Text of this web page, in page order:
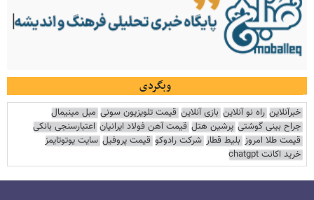
وبگردی
خبرآنلاین راه نو آنلاین بازی آنلاین قیمت تلویزیون سونی مبل مینیمال
جراح بینی گوشتی پرشین هتل قیمت آهن فولاد ایرانیان اعتبارسنجی بانکی
قیمت طلا امروز بلیط قطار شرکت رادوکو قیمت پروفیل سایت یوتوتایمز
خرید اکانت chatgpt